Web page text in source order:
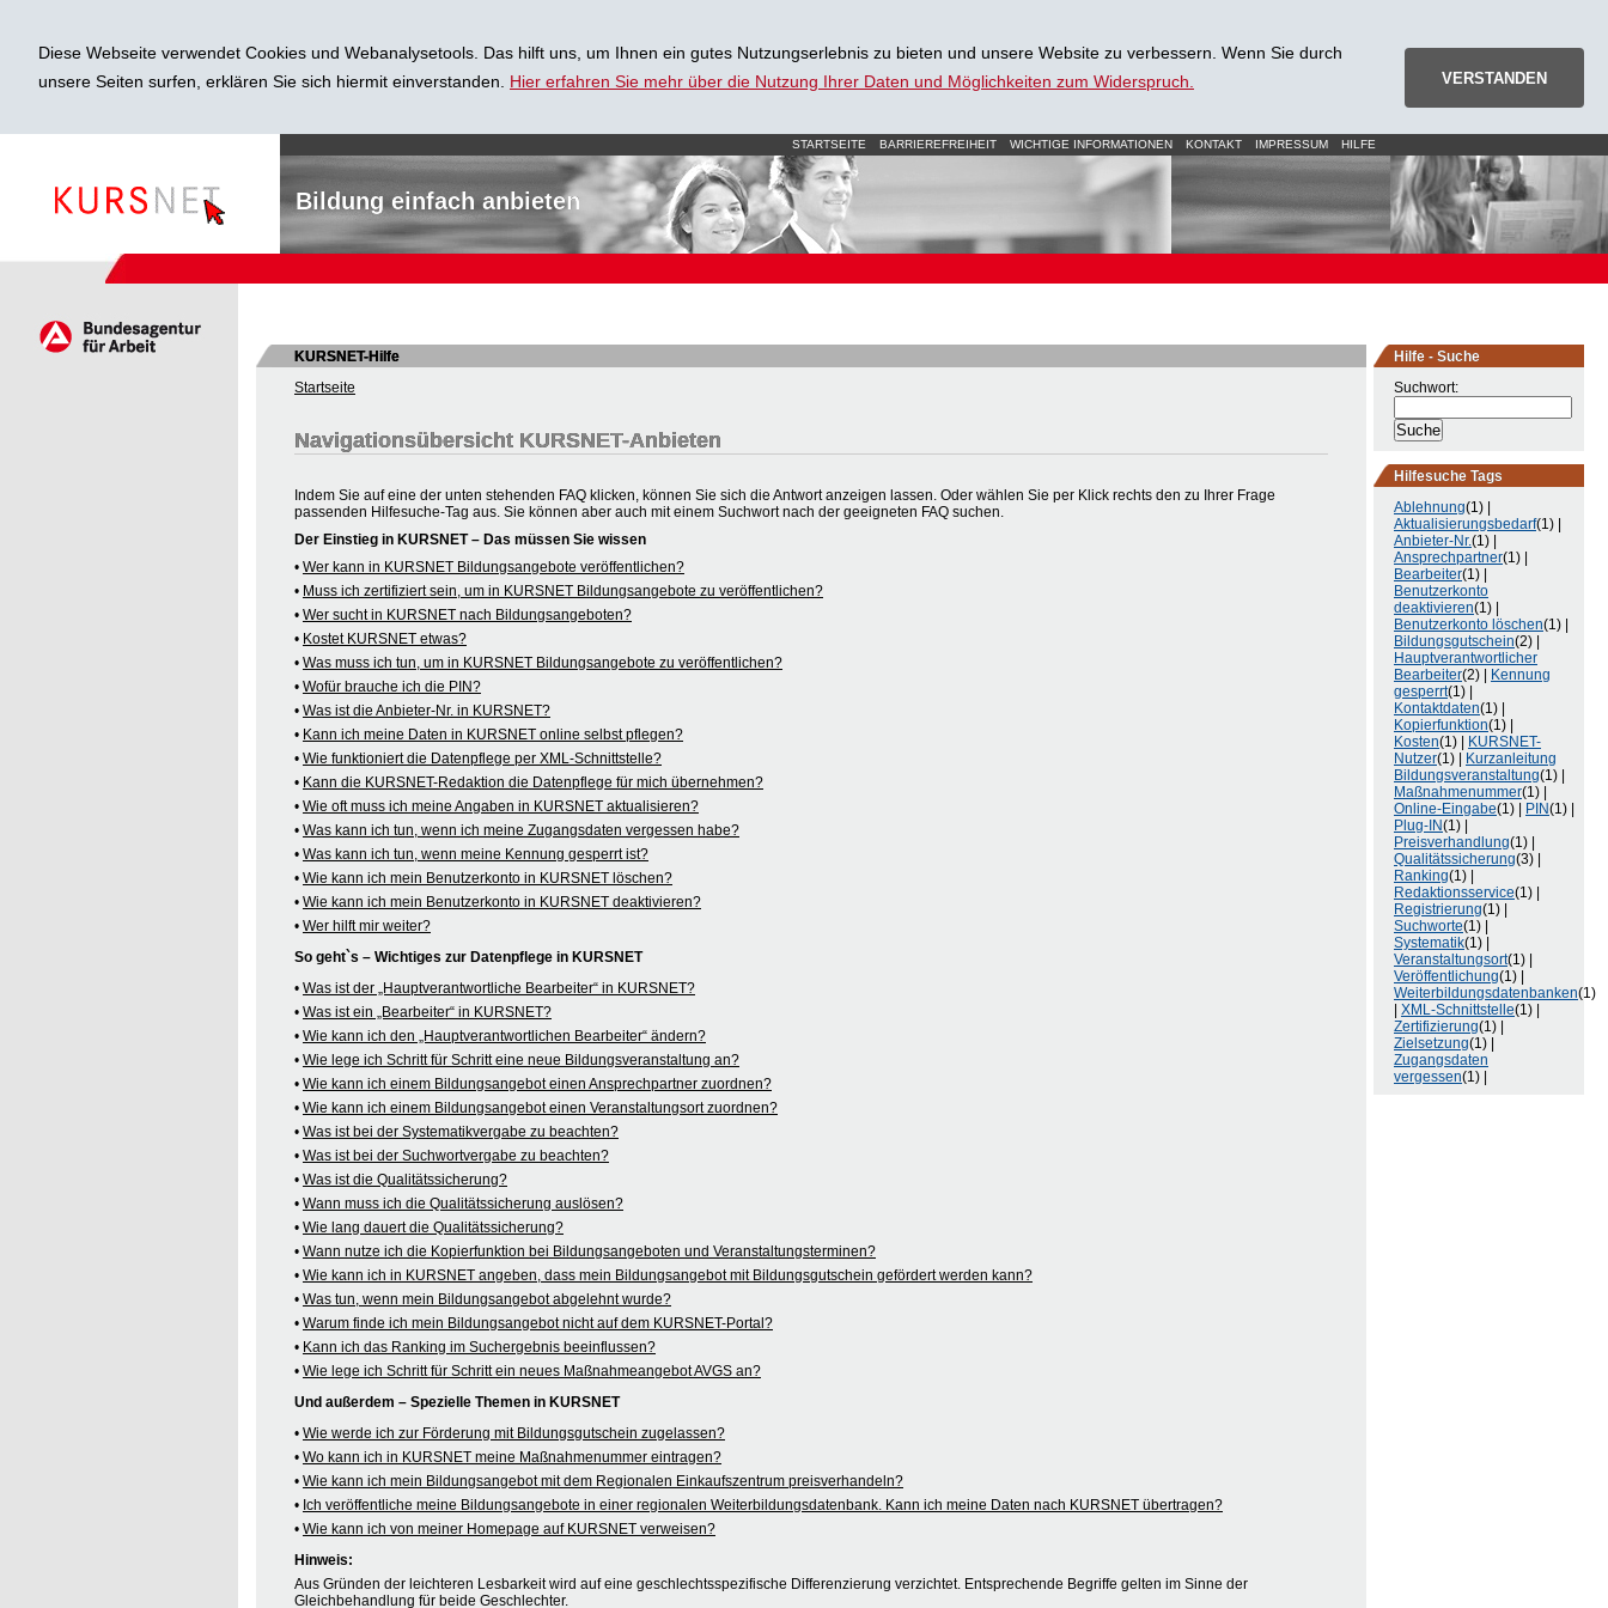
Diese Webseite verwendet Cookies und Webanalysetools. Das hilft uns, um Ihnen ein gutes Nutzungserlebnis zu bieten und unsere Website zu verbessern. Wenn Sie durch
unsere Seiten surfen, erklären Sie sich hiermit einverstanden. Hier erfahren Sie mehr über die Nutzung Ihrer Daten und Möglichkeiten zum Widerspruch. VERSTANDEN
STARTSEITE BARRIEREFREIHEIT WICHTIGE INFORMATIONEN KONTAKT IMPRESSUM HILFE
Bildung einfach anbieten
Hilfe - Suche
Suchwort:
Hilfesuche Tags
Ablehnung(1) |
Aktualisierungsbedarf(1) |
Anbieter-Nr.(1) |
Ansprechpartner(1) |
Bearbeiter(1) |
Benutzerkonto
deaktivieren(1) |
Benutzerkonto löschen(1) |
Bildungsgutschein(2) |
Hauptverantwortlicher
Bearbeiter(2) |
Kennung
gesperrt(1) |
Kontaktdaten(1) |
Kopierfunktion(1) |
Kosten(1) |
KURSNET-
Nutzer(1) |
Kurzanleitung
Bildungsveranstaltung(1) |
Maßnahmenummer(1) |
Online-Eingabe(1) | PIN(1) |
Plug-IN(1) |
Preisverhandlung(1) |
Qualitätssicherung(3) |
Ranking(1) |
Redaktionsservice(1) |
Registrierung(1) |
Suchworte(1) |
Systematik(1) |
Veranstaltungsort(1) |
Veröffentlichung(1) |
Weiterbildungsdatenbanken(1)
XML-Schnittstelle(1) |
Zertifizierung(1) |
Zielsetzung(1) |
Zugangsdaten
vergessen(1) |
KURSNET-Hilfe
Startseite
Navigationsübersicht KURSNET-Anbieten
Indem Sie auf eine der unten stehenden FAQ klicken, können Sie sich die Antwort anzeigen lassen. Oder wählen Sie per Klick rechts den zu Ihrer Frage
passenden Hilfesuche-Tag aus. Sie können aber auch mit einem Suchwort nach der geeigneten FAQ suchen.
Der Einstieg in KURSNET – Das müssen Sie wissen
• Wer kann in KURSNET Bildungsangebote veröffentlichen?
• Muss ich zertifiziert sein, um in KURSNET Bildungsangebote zu veröffentlichen?
• Wer sucht in KURSNET nach Bildungsangeboten?
• Kostet KURSNET etwas?
• Was muss ich tun, um in KURSNET Bildungsangebote zu veröffentlichen?
• Wofür brauche ich die PIN?
• Was ist die Anbieter-Nr. in KURSNET?
• Kann ich meine Daten in KURSNET online selbst pflegen?
• Wie funktioniert die Datenpflege per XML-Schnittstelle?
• Kann die KURSNET-Redaktion die Datenpflege für mich übernehmen?
• Wie oft muss ich meine Angaben in KURSNET aktualisieren?
• Was kann ich tun, wenn ich meine Zugangsdaten vergessen habe?
• Was kann ich tun, wenn meine Kennung gesperrt ist?
• Wie kann ich mein Benutzerkonto in KURSNET löschen?
• Wie kann ich mein Benutzerkonto in KURSNET deaktivieren?
• Wer hilft mir weiter?
So geht`s – Wichtiges zur Datenpflege in KURSNET
• Was ist der „Hauptverantwortliche Bearbeiter“ in KURSNET?
• Was ist ein „Bearbeiter“ in KURSNET?
• Wie kann ich den „Hauptverantwortlichen Bearbeiter“ ändern?
• Wie lege ich Schritt für Schritt eine neue Bildungsveranstaltung an?
• Wie kann ich einem Bildungsangebot einen Ansprechpartner zuordnen?
• Wie kann ich einem Bildungsangebot einen Veranstaltungsort zuordnen?
• Was ist bei der Systematikvergabe zu beachten?
• Was ist bei der Suchwortvergabe zu beachten?
• Was ist die Qualitätssicherung?
• Wann muss ich die Qualitätssicherung auslösen?
• Wie lang dauert die Qualitätssicherung?
• Wann nutze ich die Kopierfunktion bei Bildungsangeboten und Veranstaltungsterminen?
• Wie kann ich in KURSNET angeben, dass mein Bildungsangebot mit Bildungsgutschein gefördert werden kann?
• Was tun, wenn mein Bildungsangebot abgelehnt wurde?
• Warum finde ich mein Bildungsangebot nicht auf dem KURSNET-Portal?
• Kann ich das Ranking im Suchergebnis beeinflussen?
• Wie lege ich Schritt für Schritt ein neues Maßnahmeangebot AVGS an?
Und außerdem – Spezielle Themen in KURSNET
• Wie werde ich zur Förderung mit Bildungsgutschein zugelassen?
• Wo kann ich in KURSNET meine Maßnahmenummer eintragen?
• Wie kann ich mein Bildungsangebot mit dem Regionalen Einkaufszentrum preisverhandeln?
• Ich veröffentliche meine Bildungsangebote in einer regionalen Weiterbildungsdatenbank. Kann ich meine Daten nach KURSNET übertragen?
• Wie kann ich von meiner Homepage auf KURSNET verweisen?
Hinweis:
Aus Gründen der leichteren Lesbarkeit wird auf eine geschlechtsspezifische Differenzierung verzichtet. Entsprechende Begriffe gelten im Sinne der
Gleichbehandlung für beide Geschlechter.